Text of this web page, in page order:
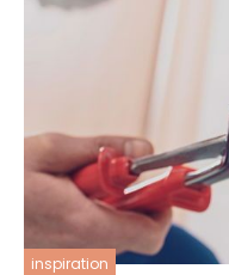
inspiration